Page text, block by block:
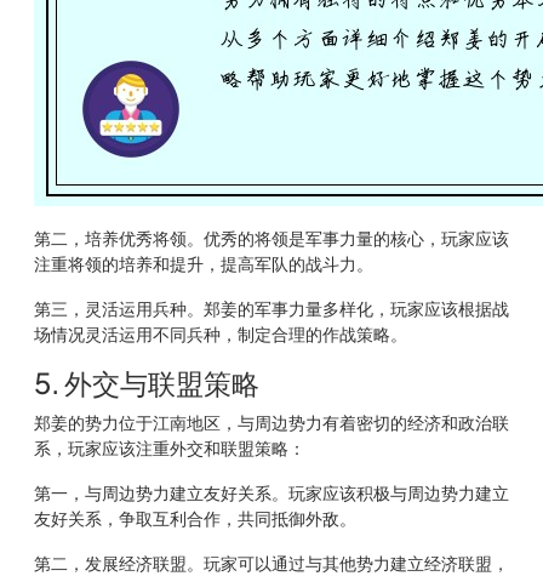
第二，培养优秀将领。优秀的将领是军事力量的核心，玩家应该
注重将领的培养和提升，提高军队的战斗力。
第三，灵活运用兵种。郑姜的军事力量多样化，玩家应该根据战
场情况灵活运用不同兵种，制定合理的作战策略。
5. 外交与联盟策略
郑姜的势力位于江南地区，与周边势力有着密切的经济和政治联
系，玩家应该注重外交和联盟策略：
第一，与周边势力建立友好关系。玩家应该积极与周边势力建立
友好关系，争取互利合作，共同抵御外敌。
第二，发展经济联盟。玩家可以通过与其他势力建立经济联盟，